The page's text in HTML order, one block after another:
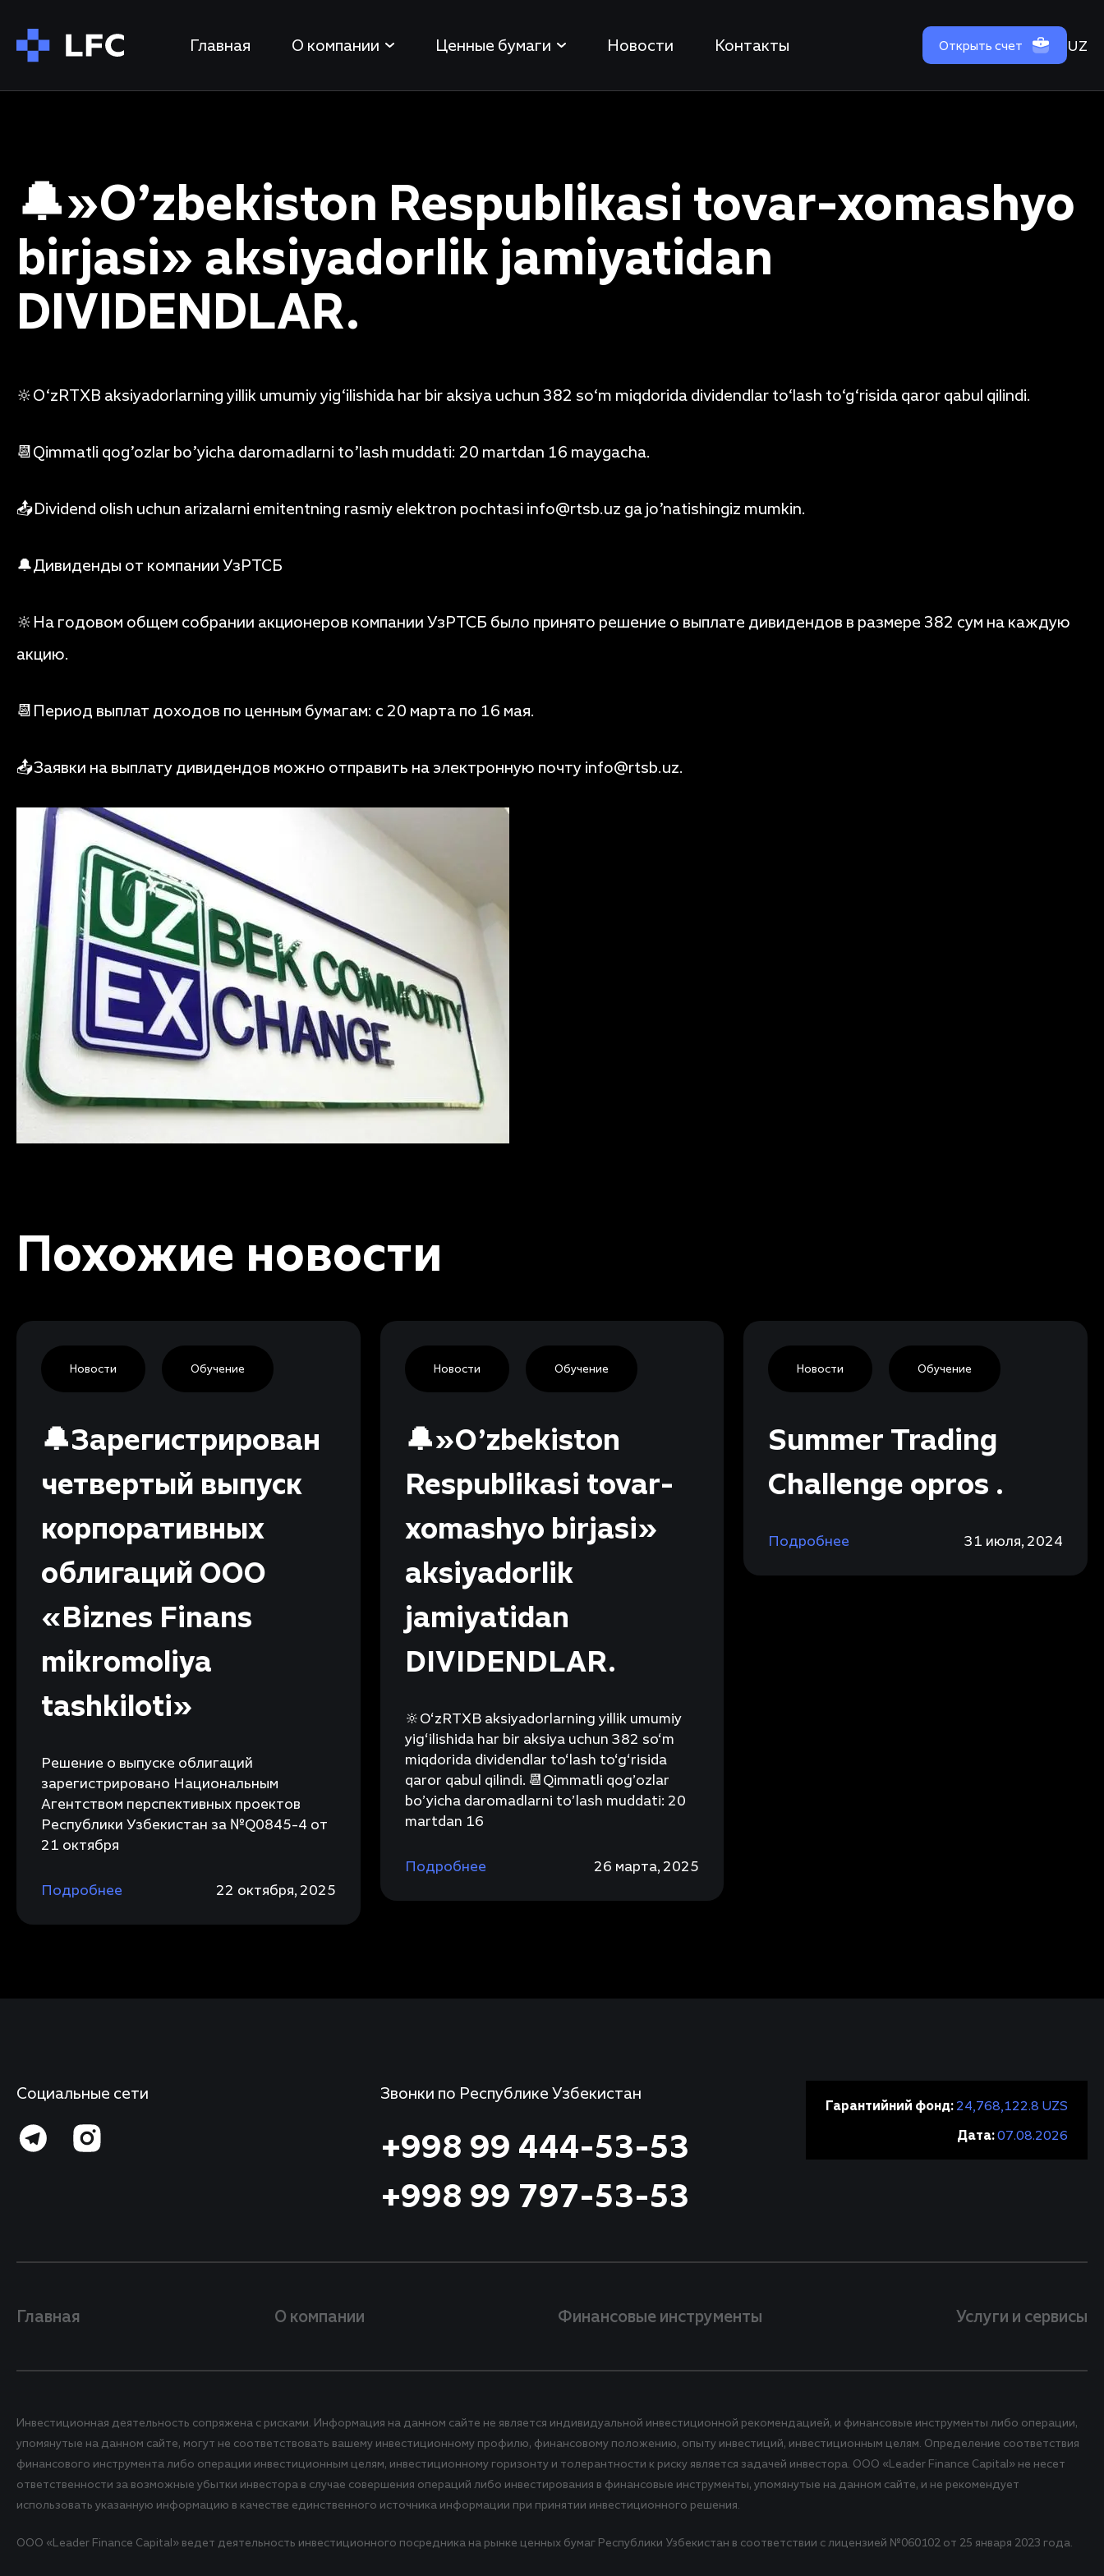
Главная О компании Ценные бумаги Новости Контакты Открыть счет UZ
🔔»O’zbekiston Respublikasi tovar-xomashyo
birjasi» aksiyadorlik jamiyatidan
DIVIDENDLAR.
🔆O‘zRTXB aksiyadorlarning yillik umumiy yig‘ilishida har bir aksiya uchun 382 so‘m miqdorida dividendlar to‘lash to‘g‘risida qaror qabul qilindi.
📆Qimmatli qog’ozlar bo’yicha daromadlarni to’lash muddati: 20 martdan 16 maygacha.
📤Dividend olish uchun arizalarni emitentning rasmiy elektron pochtasi info@rtsb.uz ga jo’natishingiz mumkin.
🔔Дивиденды от компании УзРТСБ
🔆На годовом общем собрании акционеров компании УзРТСБ было принято решение о выплате дивидендов в размере 382 сум на каждую
акцию.
📆Период выплат доходов по ценным бумагам: с 20 марта по 16 мая.
📤Заявки на выплату дивидендов можно отправить на электронную почту info@rtsb.uz.
Похожие новости
Новости Обучение
🔔Зарегистрирован
четвертый выпуск
корпоративных
облигаций ООО
«Biznes Finans
mikromoliya
tashkiloti»
Решение о выпуске облигаций
зарегистрировано Национальным
Агентством перспективных проектов
Республики Узбекистан за №Q0845-4 от
21 октября
Подробнее 22 октября, 2025
Новости Обучение
🔔»O’zbekiston
Respublikasi tovar-
xomashyo birjasi»
aksiyadorlik
jamiyatidan
DIVIDENDLAR.
🔆O‘zRTXB aksiyadorlarning yillik umumiy
yig‘ilishida har bir aksiya uchun 382 so‘m
miqdorida dividendlar to‘lash to‘g‘risida
qaror qabul qilindi. 📆Qimmatli qog’ozlar
bo’yicha daromadlarni to’lash muddati: 20
martdan 16
Подробнее 26 марта, 2025
Новости Обучение
Summer Trading
Challenge opros .
Подробнее 31 июля, 2024
Социальные сети Звонки по Республике Узбекистан
+998 99 444-53-53
+998 99 797-53-53
Гарантийний фонд: 24,768,122.8 UZS
Дата:07.08.2026
Главная О компании Финансовые инструменты Услуги и сервисы
Инвестиционная деятельность сопряжена с рисками. Информация на данном сайте не является индивидуальной инвестиционной рекомендацией, и финансовые инструменты либо операции,
упомянутые на данном сайте, могут не соответствовать вашему инвестиционному профилю, финансовому положению, опыту инвестиций, инвестиционным целям. Определение соответствия
финансового инструмента либо операции инвестиционным целям, инвестиционному горизонту и толерантности к риску является задачей инвестора. ООО «Leader Finance Capital» не несет
ответственности за возможные убытки инвестора в случае совершения операций либо инвестирования в финансовые инструменты, упомянутые на данном сайте, и не рекомендует
использовать указанную информацию в качестве единственного источника информации при принятии инвестиционного решения.
ООО «Leader Finance Capital» ведет деятельность инвестиционного посредника на рынке ценных бумаг Республики Узбекистан в соответствии с лицензией №060102 от 25 января 2023 года.